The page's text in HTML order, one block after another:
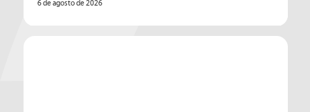
6 de agosto de 2026